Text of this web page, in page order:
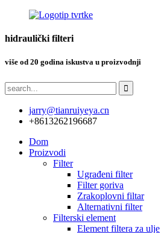
hidraulički filteri
više od 20 godina iskustva u proizvodnji
jarry@tianruiyeya.cn
+8613262196687
Dom
Proizvodi
Filter
Ugrađeni filter
Filter goriva
Zrakoplovni filtar
Alternativni filter
Filterski element
Element filtera za ulje